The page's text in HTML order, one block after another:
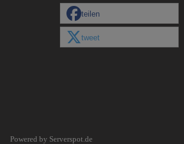
teilen
tweet
Powered by Serverspot.de